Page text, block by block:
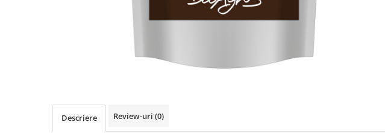
Descriere Review-uri (0)